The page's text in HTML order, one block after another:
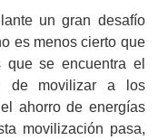
un gran desafío
es menos cierto que
se encuentra el
de movilizar a los
ahorro de energías
movilización pasa,